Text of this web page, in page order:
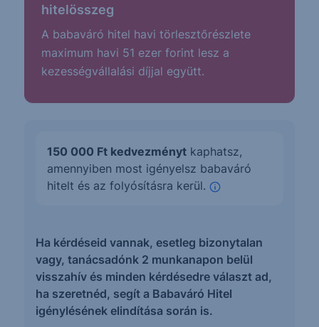
hitelösszeg
A babaváró hitel havi törlesztőrészlete
maximum havi 51 ezer forint lesz a
kezességvállalási díjjal együtt.
150 000 Ft kedvezményt kaphatsz,
amennyiben most igényelsz babaváró
hitelt és az folyósításra kerül.
Ha kérdéseid vannak, esetleg bizonytalan
vagy, tanácsadónk 2 munkanapon belül
visszahív és minden kérdésedre választ ad,
ha szeretnéd, segít a Babaváró Hitel
igénylésének elindítása során is.